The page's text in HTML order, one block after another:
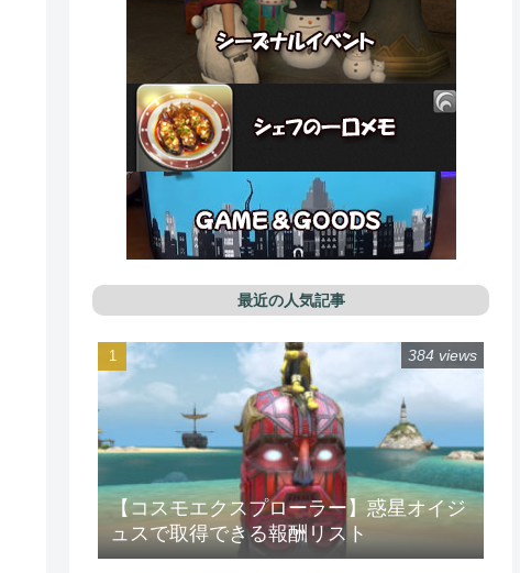
最近の人気記事
【コスモエクスプローラー】惑星オイジ
ュスで取得できる報酬リスト
384 views